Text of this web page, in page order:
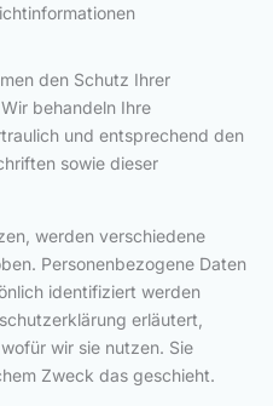
den Schutz Ihrer
behandeln Ihre
und entsprechend den
sowie dieser
werden verschiedene
Personenbezogene Daten
identifiziert werden
erläutert,
wir sie nutzen. Sie
Zweck das geschieht.